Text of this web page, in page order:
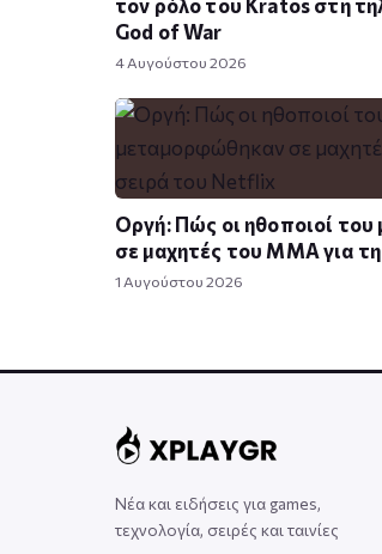
God of War
4 Αυγούστου 2026
Οργή: Πώς οι ηθοποιοί
σε μαχητές του MMA για
1 Αυγούστου 2026
Νέα και ειδήσεις για games,
τεχνολογία, σειρές και ταινίες